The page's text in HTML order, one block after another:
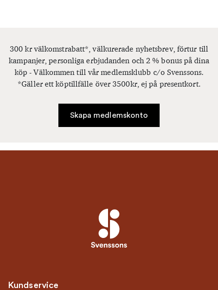
300 kr välkomstrabatt*, välkurerade nyhetsbrev, förtur till
kampanjer, personliga erbjudanden och 2 % bonus på dina
köp - Välkommen till vår medlemsklubb c/o Svenssons.
*Gäller ett köptillfälle över 3500kr, ej på presentkort.
Skapa medlemskonto
Kundservice